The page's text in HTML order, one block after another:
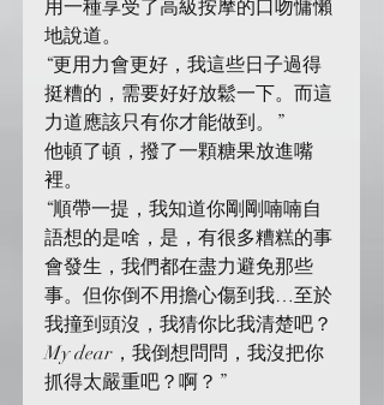
用一種享受了高級按摩的口吻慵懶
地說道。
“更用力會更好，我這些日子過得
挺糟的，需要好好放鬆一下。而這
力道應該只有你才能做到。”
他頓了頓，撥了一顆糖果放進嘴
裡。
“順帶一提，我知道你剛剛喃喃自
語想的是啥，是，有很多糟糕的事
會發生，我們都在盡力避免那些
事。但你倒不用擔心傷到我…至於
我撞到頭沒，我猜你比我清楚吧？
My dear，我倒想問問，我沒把你
抓得太嚴重吧？啊？”